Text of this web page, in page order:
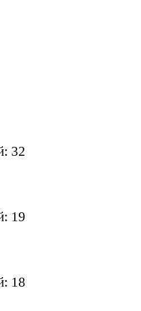
32
19
18